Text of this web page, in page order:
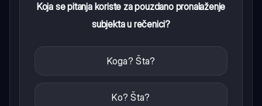
Koja se pitanja koriste za pouzdano pronalaženje
subjekta u rečenici?
Koga? Šta?
Ko? Šta?